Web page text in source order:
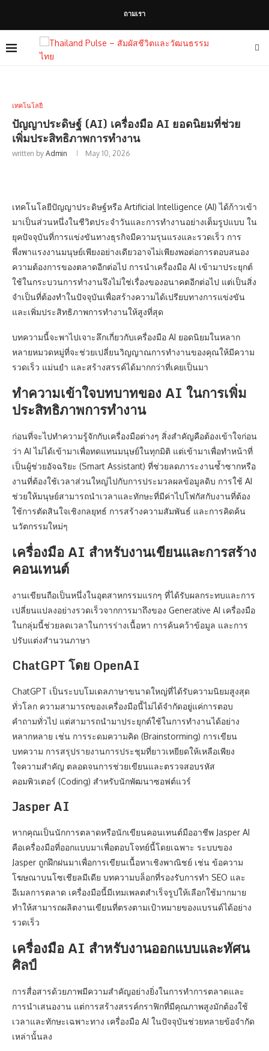
ถามเรา
เทคโนโลยี
ปัญญาประดิษฐ์ (AI) เครื่องมือ AI ยอดนิยมที่ช่วย
เพิ่มประสิทธิภาพการทำงาน
written by Admin May 10, 2026
เทคโนโลยีปัญญาประดิษฐ์หรือ Artificial Intelligence (AI) ได้ก้าวเข้า
มาเป็นส่วนหนึ่งในชีวิตประจำวันและการทำงานอย่างเต็มรูปแบบ ใน
ยุคปัจจุบันที่การแข่งขันทางธุรกิจมีความรุนแรงและรวดเร็ว การ
พึ่งพาแรงงานมนุษย์เพียงอย่างเดียวอาจไม่เพียงพอต่อการตอบสนอง
ความต้องการของตลาดอีกต่อไป การนำเครื่องมือ AI เข้ามาประยุกต์
ใช้ในกระบวนการทำงานจึงไม่ใช่เรื่องของอนาคตอีกต่อไป แต่เป็นสิ่ง
จำเป็นที่ต้องทำในปัจจุบันเพื่อสร้างความได้เปรียบทางการแข่งขัน
และเพิ่มประสิทธิภาพการทำงานให้สูงที่สุด
บทความนี้จะพาไปเจาะลึกเกี่ยวกับเครื่องมือ AI ยอดนิยมในหลาก
หลายหมวดหมู่ที่จะช่วยเปลี่ยนวิญญาณการทำงานของคุณให้มีความ
รวดเร็ว แม่นยำ และสร้างสรรค์ได้มากกว่าที่เคยเป็นมา
ทำความเข้าใจบทบาทของ AI ในการเพิ่ม
ประสิทธิภาพการทำงาน
ก่อนที่จะไปทำความรู้จักกับเครื่องมือต่างๆ สิ่งสำคัญคือต้องเข้าใจก่อน
ว่า AI ไม่ได้เข้ามาเพื่อทดแทนมนุษย์ในทุกมิติ แต่เข้ามาเพื่อทำหน้าที่
เป็นผู้ช่วยอัจฉริยะ (Smart Assistant) ที่ช่วยลดภาระงานซ้ำซากหรือ
งานที่ต้องใช้เวลาส่วนใหญ่ไปกับการประมวลผลข้อมูลดิบ การใช้ AI
ช่วยให้มนุษย์สามารถนำเวลาและทักษะที่มีค่าไปโฟกัสกับงานที่ต้อง
ใช้การตัดสินใจเชิงกลยุทธ์ การสร้างความสัมพันธ์ และการคิดค้น
นวัตกรรมใหม่ๆ
เครื่องมือ AI สำหรับงานเขียนและการสร้าง
คอนเทนต์
งานเขียนถือเป็นหนึ่งในอุตสาหกรรมแรกๆ ที่ได้รับผลกระทบและการ
เปลี่ยนแปลงอย่างรวดเร็วจากการมาถึงของ Generative AI เครื่องมือ
ในกลุ่มนี้ช่วยลดเวลาในการร่างเนื้อหา การค้นคว้าข้อมูล และการ
ปรับแต่งสำนวนภาษา
ChatGPT โดย OpenAI
ChatGPT เป็นระบบโมเดลภาษาขนาดใหญ่ที่ได้รับความนิยมสูงสุด
ทั่วโลก ความสามารถของเครื่องมือนี้ไม่ได้จำกัดอยู่แค่การตอบ
คำถามทั่วไป แต่สามารถนำมาประยุกต์ใช้ในการทำงานได้อย่าง
หลากหลาย เช่น การระดมความคิด (Brainstorming) การเขียน
บทความ การสรุปรายงานการประชุมที่ยาวเหยียดให้เหลือเพียง
ใจความสำคัญ ตลอดจนการช่วยเขียนและตรวจสอบรหัส
คอมพิวเตอร์ (Coding) สำหรับนักพัฒนาซอฟต์แวร์
Jasper AI
หากคุณเป็นนักการตลาดหรือนักเขียนคอนเทนต์มืออาชีพ Jasper AI
คือเครื่องมือที่ออกแบบมาเพื่อตอบโจทย์นี้โดยเฉพาะ ระบบของ
Jasper ถูกฝึกฝนมาเพื่อการเขียนเนื้อหาเชิงพาณิชย์ เช่น ข้อความ
โฆษณาบนโซเชียลมีเดีย บทความบล็อกที่รองรับการทำ SEO และ
อีเมลการตลาด เครื่องมือนี้มีเทมเพลตสำเร็จรูปให้เลือกใช้มากมาย
ทำให้สามารถผลิตงานเขียนที่ตรงตามเป้าหมายของแบรนด์ได้อย่าง
รวดเร็ว
เครื่องมือ AI สำหรับงานออกแบบและทัศน
ศิลป์
การสื่อสารด้วยภาพมีความสำคัญอย่างยิ่งในการทำการตลาดและ
การนำเสนองาน แต่การสร้างสรรค์กราฟิกที่มีคุณภาพสูงมักต้องใช้
เวลาและทักษะเฉพาะทาง เครื่องมือ AI ในปัจจุบันช่วยทลายข้อจำกัด
เหล่านั้นลง